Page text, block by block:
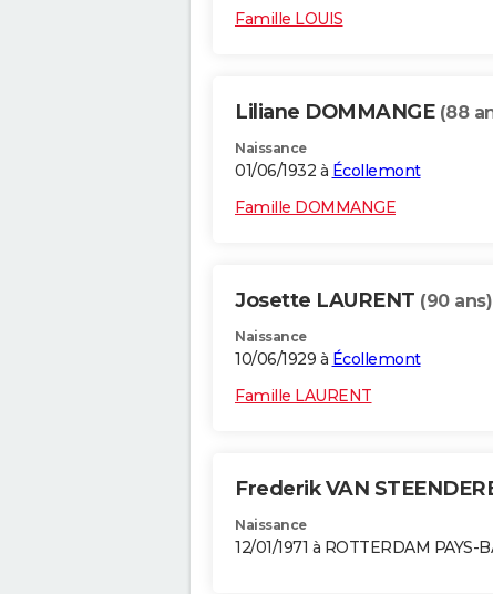
Famille LOUIS
Liliane DOMMANGE (88
Naissance
01/06/1932 à Écollemont
Famille DOMMANGE
Josette LAURENT (90 ans)
Naissance
10/06/1929 à Écollemont
Famille LAURENT
Frederik VAN
Naissance
12/01/1971 à ROTTERDAM PAYS-